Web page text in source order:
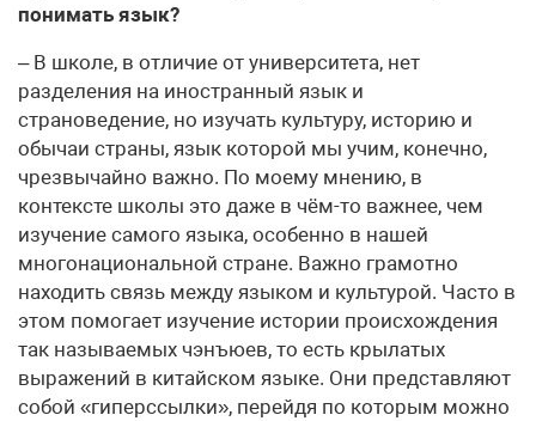
понимать язык?
– В школе, в отличие от университета, нет
разделения на иностранный язык и
страноведение, но изучать культуру, историю и
обычаи страны, язык которой мы учим, конечно,
чрезвычайно важно. По моему мнению, в
контексте школы это даже в чём-то важнее, чем
изучение самого языка, особенно в нашей
многонациональной стране. Важно грамотно
находить связь между языком и культурой. Часто в
этом помогает изучение истории происхождения
так называемых чэнъюев, то есть крылатых
выражений в китайском языке. Они представляют
собой «гиперссылки», перейдя по которым можно